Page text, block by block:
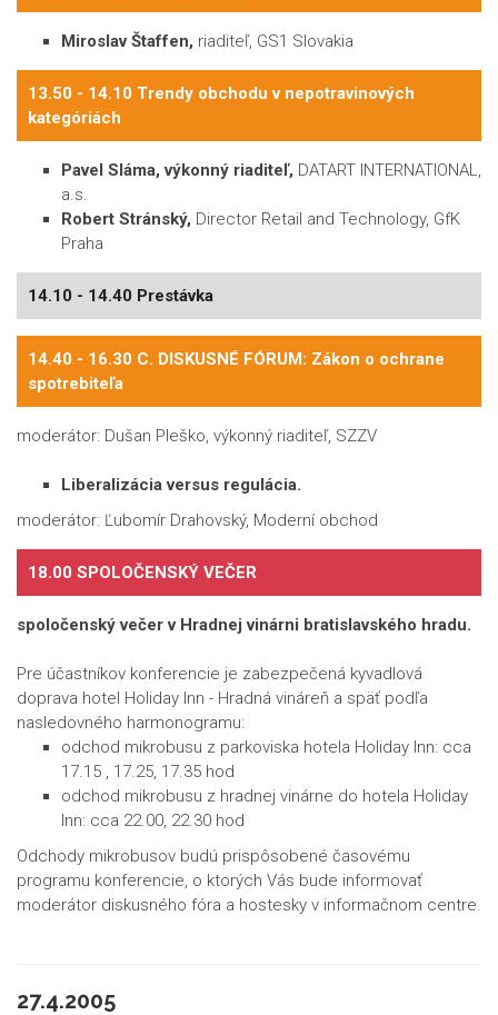
Miroslav Štaffen, riaditeľ, GS1 Slovakia
13.50 - 14.10 Trendy obchodu v nepotravinových
kategóriách
Pavel Sláma, výkonný riaditeľ, DATART INTERNATIONAL,
a.s.
Robert Stránský, Director Retail and Technology, GfK
Praha
14.10 - 14.40 Prestávka
14.40 - 16.30 C. DISKUSNÉ FÓRUM: Zákon o ochrane
spotrebiteľa
moderátor: Dušan Pleško, výkonný riaditeľ, SZZV
Liberalizácia versus regulácia.
moderátor: Ľubomír Drahovský, Moderní obchod
18.00 SPOLOČENSKÝ VEČER
spoločenský večer v Hradnej vinárni bratislavského hradu.
Pre účastníkov konferencie je zabezpečená kyvadlová
doprava hotel Holiday Inn - Hradná vináreň a späť podľa
nasledovného harmonogramu:
odchod mikrobusu z parkoviska hotela Holiday Inn: cca
17.15 , 17.25, 17.35 hod
odchod mikrobusu z hradnej vinárne do hotela Holiday
Inn: cca 22.00, 22.30 hod
Odchody mikrobusov budú prispôsobené časovému
programu konferencie, o ktorých Vás bude informovať
moderátor diskusného fóra a hostesky v informačnom centre.
27.4.2005